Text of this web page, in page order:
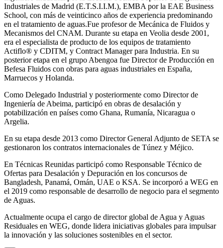
Industriales de Madrid (E.T.S.I.I.M.), EMBA por la EAE Business
School, con más de veinticinco años de experiencia predominando
en el tratamiento de aguas.Fue profesor de Mecánica de Fluidos y
Mecanismos del CNAM. Durante su etapa en Veolia desde 2001,
era el especialista de producto de los equipos de tratamiento
Actiflo® y CDITM, y Contract Manager para Industria. En su
posterior etapa en el grupo Abengoa fue Director de Producción en
Befesa Fluidos con obras para aguas industriales en España,
Marruecos y Holanda.
Como Delegado Industrial y posteriormente como Director de
Ingeniería de Abeima, participó en obras de desalación y
potabilización en países como Ghana, Rumanía, Nicaragua o
Argelia.
En su etapa desde 2013 como Director General Adjunto de SETA se
gestionaron los contratos internacionales de Túnez y Méjico.
En Técnicas Reunidas participó como Responsable Técnico de
Ofertas para Desalación y Depuración en los concursos de
Bangladesh, Panamá, Omán, UAE o KSA. Se incorporó a WEG en
el 2019 como responsable de desarrollo de negocio para el segmento
de Aguas.
Actualmente ocupa el cargo de director global de Agua y Aguas
Residuales en WEG, donde lidera iniciativas globales para impulsar
la innovación y las soluciones sostenibles en el sector.